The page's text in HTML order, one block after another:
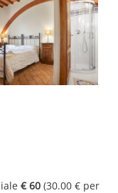
€ 60 (30.00 € per